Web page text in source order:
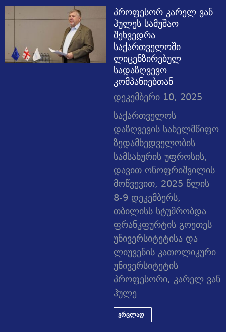
პროფესორ კარელ ვან
ჰულეს სამუშაო
შეხვედრა
საქართველოში
ლიცენზირებულ
სადაზღვევო
კომპანიებთან
დეკემბერი 10, 2025
საქართველოს
დაზღვევის სახელმწიფო
ზედამხედველობის
სამსახურის უფროსის,
დავით ონოფრიშვილის
მოწვევით, 2025 წლის
8-9 დეკემბერს,
თბილისს სტუმრობდა
ფრანკფურტის გოეთეს
უნივერსიტეტისა და
ლიუვენის კათოლიკური
უნივერსიტეტის
პროფესორი, კარელ ვან
ჰულე
ვრცლად